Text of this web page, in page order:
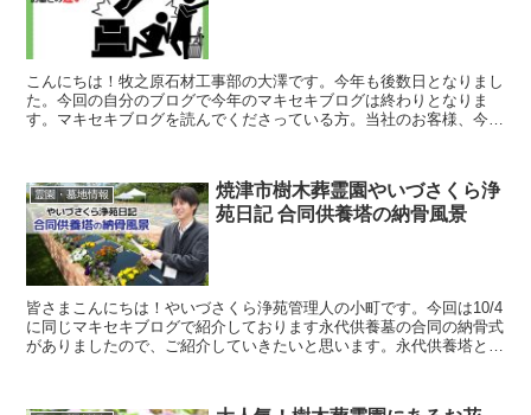
こんにちは！牧之原石材工事部の大澤です。今年も後数日となりまし
た。今回の自分のブログで今年のマキセキブログは終わりとなりま
す。マキセキブログを読んでくださっている方。当社のお客様、今年
霊園・墓地情報
焼津市樹木葬霊園やいづさくら浄
苑日記 合同供養塔の納骨風景
皆さまこんにちは！やいづさくら浄苑管理人の小町です。今回は10/4
に同じマキセキブログで紹介しております永代供養墓の合同の納骨式
がありましたので、ご紹介していきたいと思います。永代供養塔と